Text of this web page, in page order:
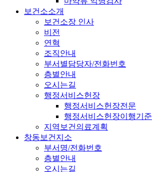
보건소소개
보건소장 인사
비전
연혁
조직안내
부서별담당자/전화번호
층별안내
오시는길
행정서비스헌장
행정서비스헌장전문
행정서비스헌장이행기준
지역보건의료계획
창동보건지소
부서명/전화번호
층별안내
오시는길